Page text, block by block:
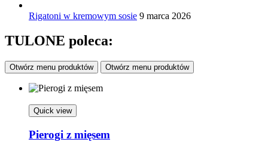
Rigatoni w kremowym sosie 9 marca 2026
TULONE poleca:
Otwórz menu produktów Otwórz menu produktów
Quick view
Pierogi z mięsem